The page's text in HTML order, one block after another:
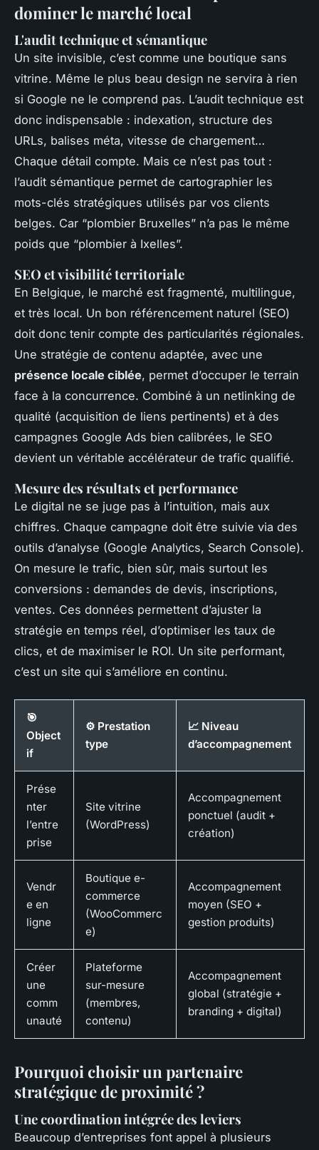
dominer le marché local
L'audit technique et sémantique
Un site invisible, c’est comme une boutique sans
vitrine. Même le plus beau design ne servira à rien
si Google ne le comprend pas. L’audit technique est
donc indispensable : indexation, structure des
URLs, balises méta, vitesse de chargement…
Chaque détail compte. Mais ce n’est pas tout :
l’audit sémantique permet de cartographier les
mots-clés stratégiques utilisés par vos clients
belges. Car “plombier Bruxelles” n’a pas le même
poids que “plombier à Ixelles”.
SEO et visibilité territoriale
En Belgique, le marché est fragmenté, multilingue,
et très local. Un bon référencement naturel (SEO)
doit donc tenir compte des particularités régionales.
Une stratégie de contenu adaptée, avec une
présence locale ciblée, permet d’occuper le terrain
face à la concurrence. Combiné à un netlinking de
qualité (acquisition de liens pertinents) et à des
campagnes Google Ads bien calibrées, le SEO
devient un véritable accélérateur de trafic qualifié.
Mesure des résultats et performance
Le digital ne se juge pas à l’intuition, mais aux
chiffres. Chaque campagne doit être suivie via des
outils d’analyse (Google Analytics, Search Console).
On mesure le trafic, bien sûr, mais surtout les
conversions : demandes de devis, inscriptions,
ventes. Ces données permettent d’ajuster la
stratégie en temps réel, d’optimiser les taux de
clics, et de maximiser le ROI. Un site performant,
c’est un site qui s’améliore en continu.
🎯
Object
if
⚙️ Prestation
type
📈 Niveau
d’accompagnement
Prése
nter
l’entre
prise
Site vitrine
(WordPress)
Accompagnement
ponctuel (audit +
création)
Vendr
e en
ligne
Boutique e-
commerce
(WooCommerc
e)
Accompagnement
moyen (SEO +
gestion produits)
Créer
une
comm
unauté
Plateforme
sur-mesure
(membres,
contenu)
Accompagnement
global (stratégie +
branding + digital)
Pourquoi choisir un partenaire
stratégique de proximité ?
Une coordination intégrée des leviers
Beaucoup d’entreprises font appel à plusieurs